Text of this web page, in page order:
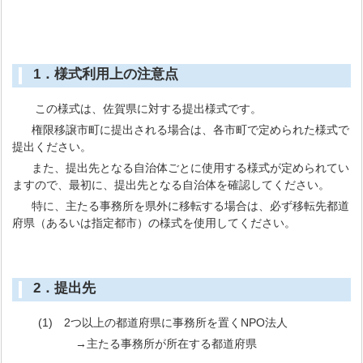
1．様式利用上の注意点
この様式は、佐賀県に対する提出様式です。
権限移譲市町に提出される場合は、各市町で定められた様式で
提出ください。
また、提出先となる自治体ごとに使用する様式が定められてい
ますので、最初に、提出先となる自治体を確認してください。
特に、主たる事務所を県外に移転する場合は、必ず移転先都道
府県（あるいは指定都市）の様式を使用してください。
2．提出先
(1) 2つ以上の都道府県に事務所を置くNPO法人
→主たる事務所が所在する都道府県